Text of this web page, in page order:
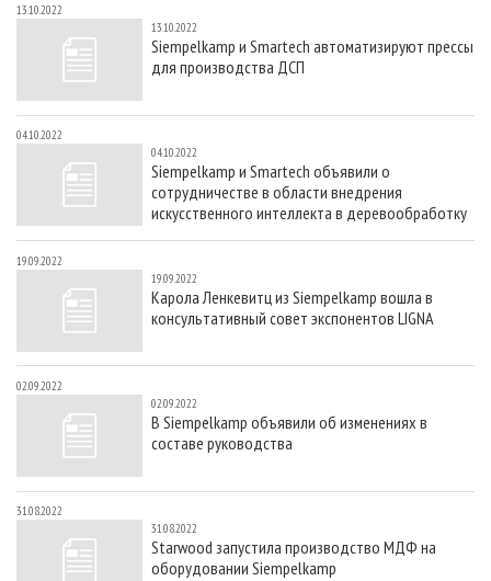
13.10.2022
13.10.2022
Siempelkamp и Smartech автоматизируют прессы
для производства ДСП
04.10.2022
04.10.2022
Siempelkamp и Smartech объявили о
сотрудничестве в области внедрения
искусственного интеллекта в деревообработку
19.09.2022
19.09.2022
Карола Ленкевитц из Siempelkamp вошла в
консультативный совет экспонентов LIGNA
02.09.2022
02.09.2022
В Siempelkamp объявили об изменениях в
составе руководства
31.08.2022
31.08.2022
Starwood запустила производство МДФ на
оборудовании Siempelkamp